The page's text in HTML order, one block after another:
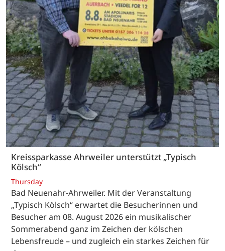
Kreissparkasse Ahrweiler unterstützt „Typisch
Kölsch“
Thursday
Bad Neuenahr-Ahrweiler. Mit der Veranstaltung
„Typisch Kölsch“ erwartet die Besucherinnen und
Besucher am 08. August 2026 ein musikalischer
Sommerabend ganz im Zeichen der kölschen
Lebensfreude – und zugleich ein starkes Zeichen für